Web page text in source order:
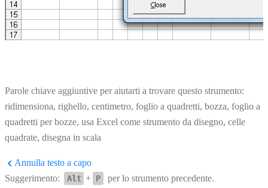
Parole chiave aggiuntive per aiutarti a trovare questo strumento:
ridimensiona, righello, centimetro, foglio a quadretti, bozza, foglio a
quadretti per bozze, usa Excel come strumento da disegno, celle
quadrate, disegna in scala
Annulla testo a capo
Suggerimento:
Alt + P per lo strumento precedente.